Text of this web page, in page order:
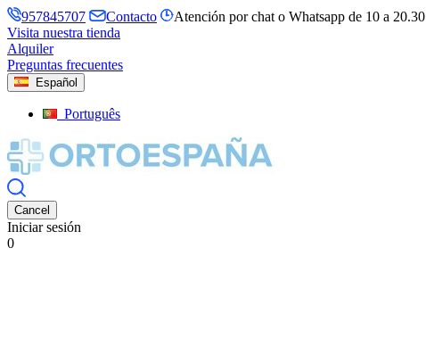
957845707 Contacto
Atención por chat o Whatsapp de 10 a 20.30
Visita nuestra tienda
Alquiler
Preguntas frecuentes
Español
Português
Cancel
Iniciar sesión
0